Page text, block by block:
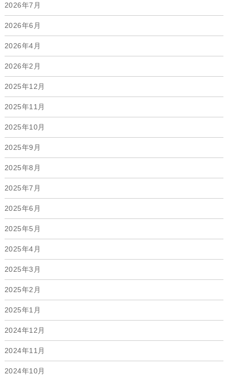
2026年7月
2026年6月
2026年4月
2026年2月
2025年12月
2025年11月
2025年10月
2025年9月
2025年8月
2025年7月
2025年6月
2025年5月
2025年4月
2025年3月
2025年2月
2025年1月
2024年12月
2024年11月
2024年10月